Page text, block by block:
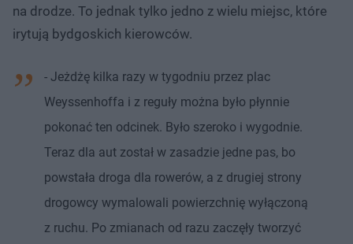
na drodze. To jednak tylko jedno z wielu miejsc, które
irytują bydgoskich kierowców.
- Jeżdżę kilka razy w tygodniu przez plac
Weyssenhoffa i z reguły można było płynnie
pokonać ten odcinek. Było szeroko i wygodnie.
Teraz dla aut został w zasadzie jedne pas, bo
powstała droga dla rowerów, a z drugiej strony
drogowcy wymalowali powierzchnię wyłączoną
z ruchu. Po zmianach od razu zaczęły tworzyć